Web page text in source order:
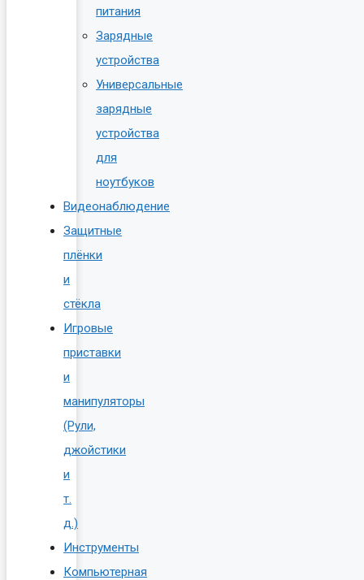
питания
Зарядные
устройства
Универсальные
зарядные
устройства
для
ноутбуков
Видеонаблюдение
Защитные
плёнки
и
стёкла
Игровые
приставки
и
манипуляторы
(Рули,
джойстики
и
т.
д.)
Инструменты
Компьютерная